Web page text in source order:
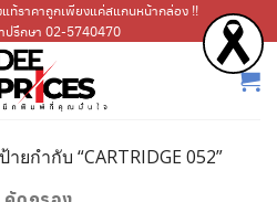
ท้ราคาถูกเพียงแค่สแกนหน้ากล่อง !!
ปรึกษา 02-5740470
ยกำกับ “CARTRIDGE 052”